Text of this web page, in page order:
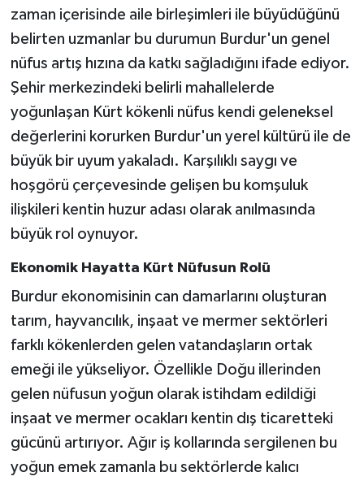
zaman içerisinde aile birleşimleri ile büyüdüğünü
belirten uzmanlar bu durumun Burdur'un genel
nüfus artış hızına da katkı sağladığını ifade ediyor.
Şehir merkezindeki belirli mahallelerde
yoğunlaşan Kürt kökenli nüfus kendi geleneksel
değerlerini korurken Burdur'un yerel kültürü ile de
büyük bir uyum yakaladı. Karşılıklı saygı ve
hoşgörü çerçevesinde gelişen bu komşuluk
ilişkileri kentin huzur adası olarak anılmasında
büyük rol oynuyor.
Ekonomik Hayatta Kürt Nüfusun Rolü
Burdur ekonomisinin can damarlarını oluşturan
tarım, hayvancılık, inşaat ve mermer sektörleri
farklı kökenlerden gelen vatandaşların ortak
emeği ile yükseliyor. Özellikle Doğu illerinden
gelen nüfusun yoğun olarak istihdam edildiği
inşaat ve mermer ocakları kentin dış ticaretteki
gücünü artırıyor. Ağır iş kollarında sergilenen bu
yoğun emek zamanla bu sektörlerde kalıcı